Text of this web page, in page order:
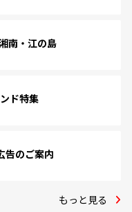
南・江の島
ド特集
告のご案内
もっと見る